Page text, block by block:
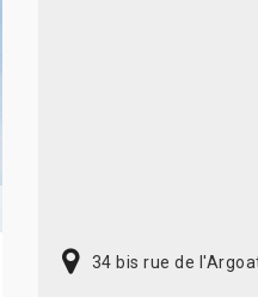
34 bis rue de